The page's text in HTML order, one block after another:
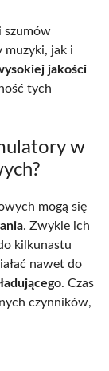
szumów
muzyki, jak i
jakości
tych
w
mogą się
. Zwykle ich
kilkunastu
nawet do
. Czas
czynników,